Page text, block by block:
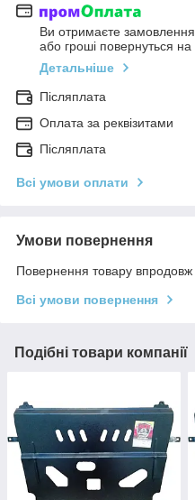
Ви отримаєте замовлення
або гроші повернуться на
Детальніше
Післяплата
Оплата за реквізитами
Післяплата
Всі умови оплати
Умови повернення
Повернення товару впродовж
Всі умови повернення
Подібні товари компанії